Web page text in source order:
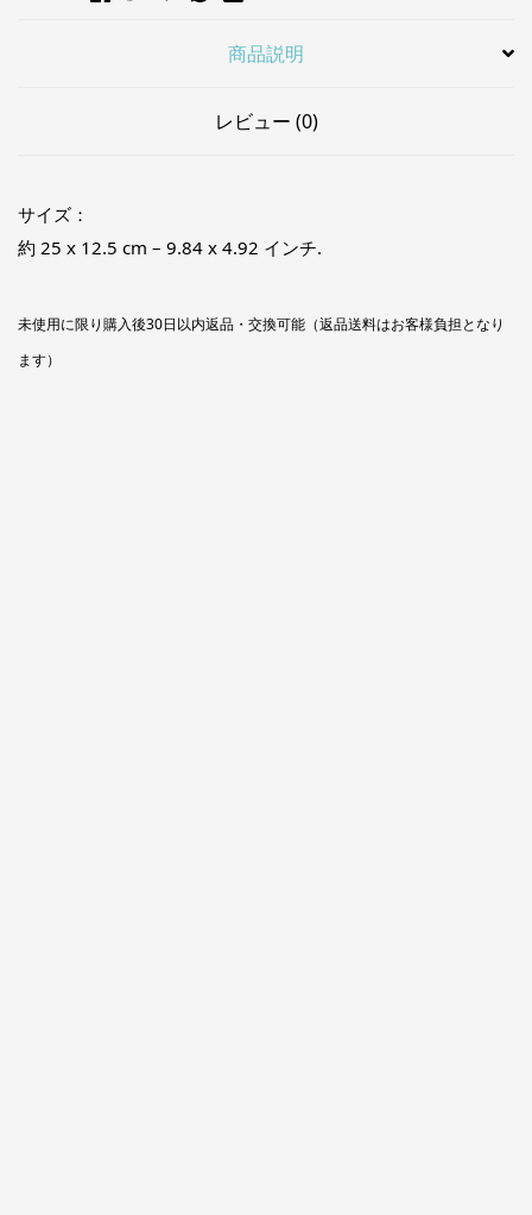
商品説明
レビュー (0)
サイズ：
約 25 x 12.5 cm – 9.84 x 4.92 インチ.
未使用に限り購入後30日以内返品・交換可能（返品送料はお客様負担となり
ます）